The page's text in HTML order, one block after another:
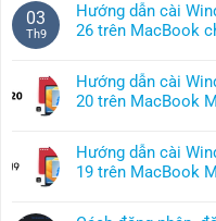
03
Th9
Hướng dẫn cài
26 trên MacBook
bình
luận
Hướng
dẫn
Hướng dẫn cài
20 trên MacBook
bình
luận
Hướng
Hướng dẫn cài
19 trên MacBook